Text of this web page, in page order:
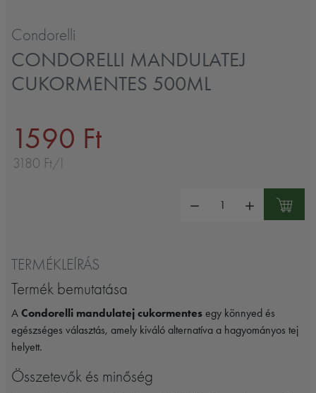
Condorelli
CONDORELLI MANDULATEJ
CUKORMENTES 500ML
1590 Ft
3180 Ft/l
TERMÉKLEÍRÁS
Termék bemutatása
A Condorelli mandulatej cukormentes egy könnyed és
egészséges választás, amely kiváló alternatíva a hagyományos tej
helyett.
Összetevők és minőség